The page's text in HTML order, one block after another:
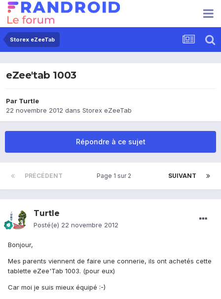
Storex eZeeTab
eZee'tab 1003
Par Turtle
22 novembre 2012 dans Storex eZeeTab
Répondre à ce sujet
PRÉCÉDENT SUIVANT
Page 1 sur 2
Turtle
Posté(e) 22 novembre 2012
Bonjour,
Mes parents viennent de faire une connerie, ils ont achetés cette
tablette eZee'Tab 1003. (pour eux)
Car moi je suis mieux équipé :-)